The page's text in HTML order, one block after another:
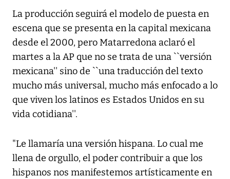
La producción seguirá el modelo de puesta en
escena que se presenta en la capital mexicana
desde el 2000, pero Matarredona aclaró el
martes a la AP que no se trata de una ``versión
mexicana'' sino de ``una traducción del texto
mucho más universal, mucho más enfocado a lo
que viven los latinos es Estados Unidos en su
vida cotidiana''.
"Le llamaría una versión hispana. Lo cual me
llena de orgullo, el poder contribuir a que los
hispanos nos manifestemos artísticamente en